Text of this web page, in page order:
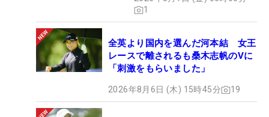
1
全英より国内を選んだ河本結 女王
レースで離されるも桑木志帆のVに
「刺激をもらいました」
2026年8月6日 (木) 15時45分 19